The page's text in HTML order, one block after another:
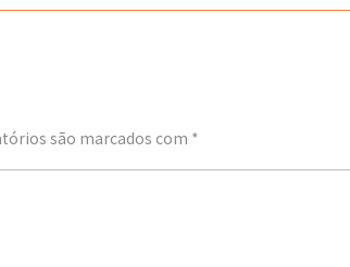
são marcados com *